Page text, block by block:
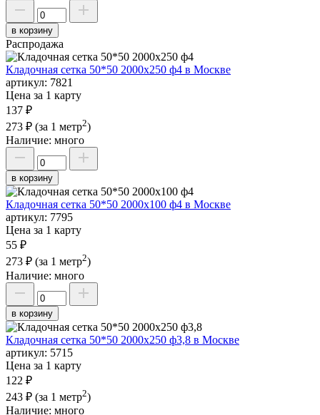
в корзину
Распродажа
Кладочная сетка 50*50 2000х250 ф4 в Москве
артикул: 7821
Цена за 1 карту
137 ₽
273 ₽ (за 1 метр2)
Наличие: много
в корзину
Кладочная сетка 50*50 2000х100 ф4 в Москве
артикул: 7795
Цена за 1 карту
55 ₽
273 ₽ (за 1 метр2)
Наличие: много
в корзину
Кладочная сетка 50*50 2000х250 ф3,8 в Москве
артикул: 5715
Цена за 1 карту
122 ₽
243 ₽ (за 1 метр2)
Наличие: много